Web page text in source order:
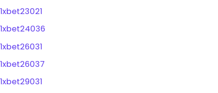
1xbet23021
1xbet24036
1xbet26031
1xbet26037
1xbet29031